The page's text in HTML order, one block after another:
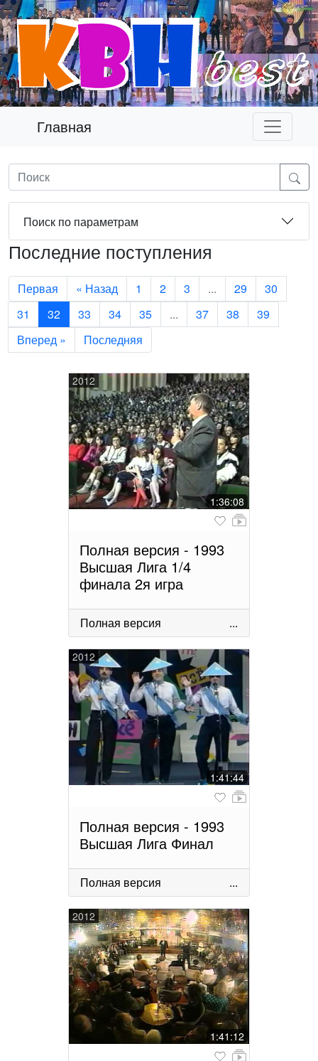
Главная
Поиск по параметрам
Последние поступления
Первая « Назад 1 2 3 ... 29
30
31
32 33 34 35 ... 37 38
39
Вперед »
Последняя
2012
1:36:08
Полная версия - 1993
Высшая Лига 1/4
финала 2я игра
Полная версия ...
2012
1:41:44
Полная версия - 1993
Высшая Лига Финал
Полная версия ...
2012
1:41:12